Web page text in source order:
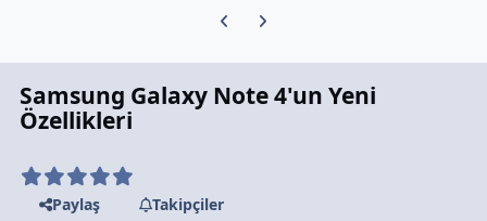
Previous carousel slide
Next carousel slide
Samsung Galaxy Note 4'un Yeni
Özellikleri
Paylaş
Takipçiler